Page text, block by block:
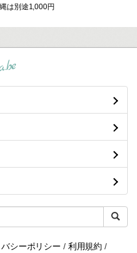
縄は別途1,000円
シーポリシー / 利用規約 /